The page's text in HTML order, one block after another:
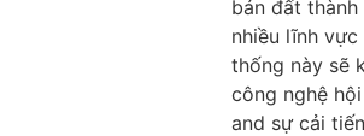
bán đất
nhiều lĩnh
thống này sẽ
công nghệ
and sự cải